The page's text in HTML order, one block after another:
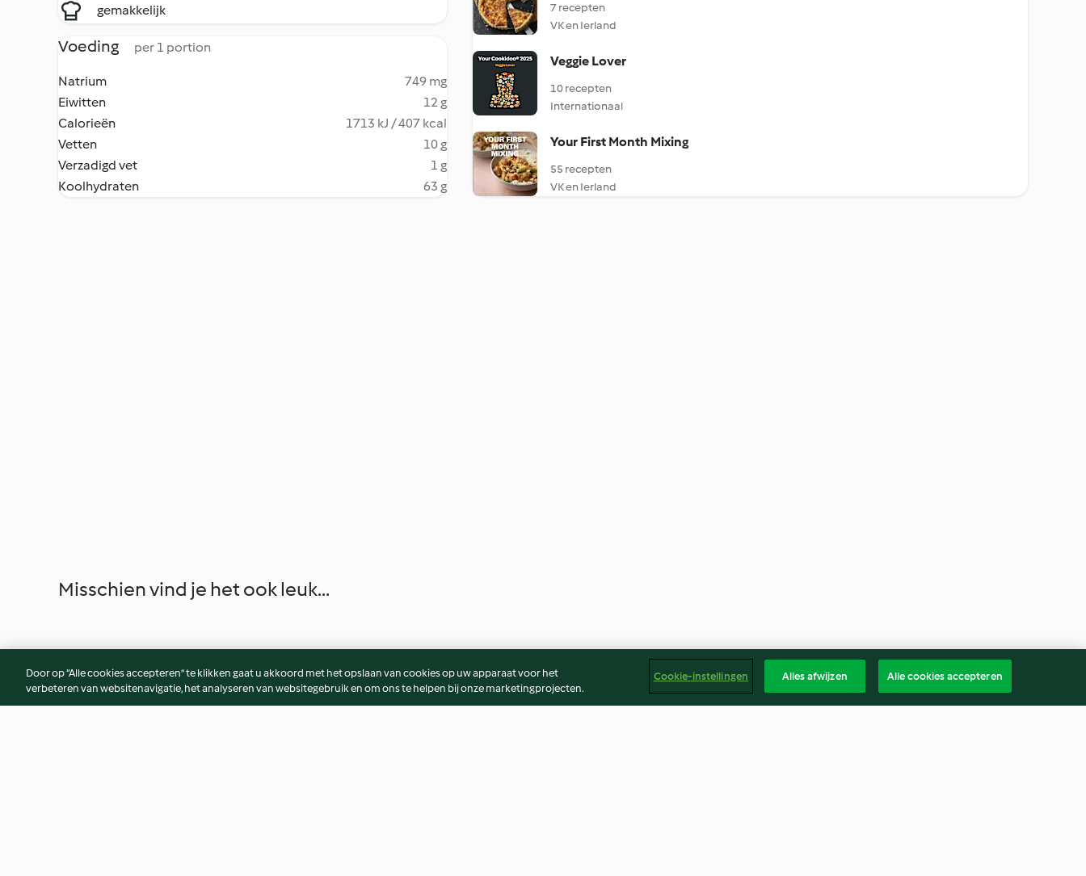
gemakkelijk
Voeding per 1 portion
Natrium
749 mg
Eiwitten
12 g
Calorieën
1713 kJ / 407 kcal
Vetten
10 g
Verzadigd vet
1 g
Koolhydraten
63 g
7 recepten
VK en Ierland
Veggie Lover
10 recepten
Internationaal
Your First Month Mixing
55 recepten
VK en Ierland
Misschien vind je het ook leuk...
Door op “Alle cookies accepteren” te klikken gaat u akkoord met het opslaan van cookies op uw apparaat voor het
verbeteren van websitenavigatie, het analyseren van websitegebruik en om ons te helpen bij onze marketingprojecten.
Cookie-instellingen Alles afwijzen Alle cookies accepteren